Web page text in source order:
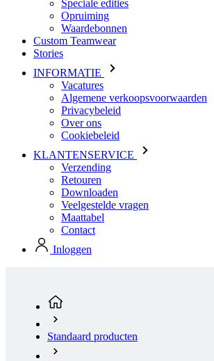
INFORMATIE
Vacatures
Algemene verkoopsvoorwaarden
Privacybeleid
Cookiebeleid
KLANTENSERVICE
Verzending
Retouren
Downloaden
Veelgestelde vragen
Maattabel
Contact
Inloggen
Heren
Fietsen